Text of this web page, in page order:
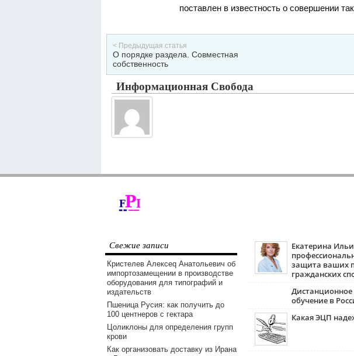
поставлен в известность о совершении
< Предыдущая статья
О порядке раздела. Совместная
собственность
Информационная Свобода
Свежие записи
Кристелев Алексеq Анатольевич об
импортозамещении в производстве
оборудования для типографий и
издательств
Пшеница Русия: как получить до
100 центнеров с гектара
Цоликлоны для определения групп
крови
Как организовать доставку из Ирана
Екатерина
защита ваших
гражданских
Дистанционное
обучение в
Какая ЭЦП